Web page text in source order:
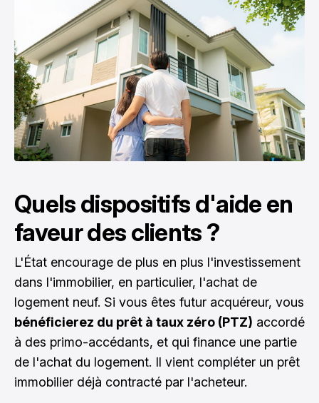
Quels dispositifs d'aide en
faveur des clients ?
L'État encourage de plus en plus l'investissement
dans l'immobilier, en particulier, l'achat de
logement neuf. Si vous êtes futur acquéreur, vous
bénéficierez du prêt à taux zéro (PTZ) accordé
à des primo-accédants, et qui finance une partie
de l'achat du logement. Il vient compléter un prêt
immobilier déjà contracté par l'acheteur.